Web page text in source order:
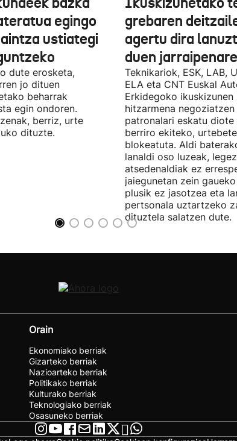
egingo
ustiategi
dute erosketa,
jo dituen
beharrak
egin ondoren.
berriz, urte
dituzte.
grebaren
agertu dira
duen
Teknikariok, ESK, LAB,
ELA eta CNT Euskal
Erkidegoko ikuskizunen
hitzarmena
patronalari eskatu
berriro ekiteko,
blokeatuta. Aldi
lanaldi oso luzeak,
atsedenaldiak ez
jaiegunetan zein
plusik ez jasotzea eta
pertsonala uztartzeko
dituztela salatzen dute.
Orain
Ekonomiako berriak
Gizarteko berriak
Nazioarteko berriak
Politikako berriak
Kulturako berriak
Teknologiako berriak
Osasuneko berriak